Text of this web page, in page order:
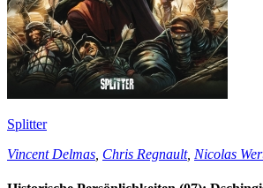
Splitter
Vincent Delmas Chris Regnault, Nicolas